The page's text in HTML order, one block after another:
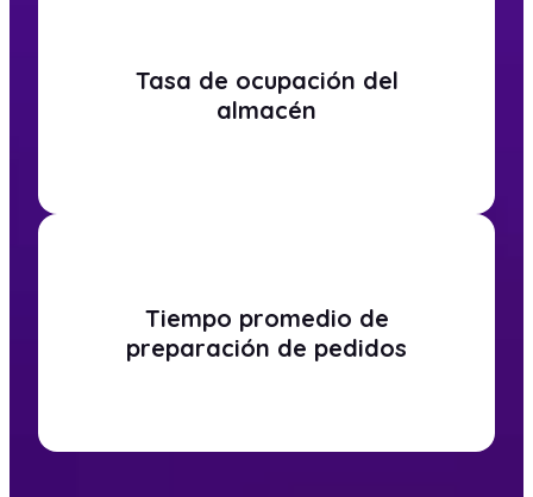
Tasa de ocupación del
almacén
Tiempo promedio de
preparación de pedidos